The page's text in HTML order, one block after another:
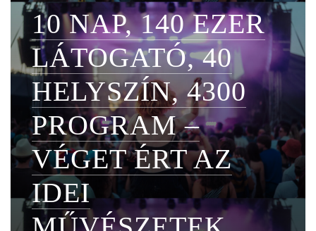
10 NAP, 140 EZER
LÁTOGATÓ, 40
HELYSZÍN, 4300
PROGRAM –
VÉGET ÉRT AZ
IDEI